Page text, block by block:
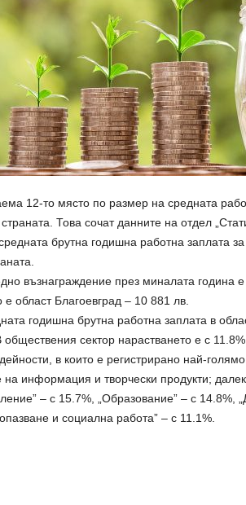
12-то място по размер на средната
Това сочат данните на отдел
брутна годишна работна заплата
възнаграждение през миналата година
е област Благоевград – 10 881 лв.
годишна брутна работна заплата в
обществения сектор нарастването е с
в които е регистрирано най-
на информация и творчески продукти;
– с 15.7%, „Образование” – с 14.8%,
и социална работа” – с 11.1%.